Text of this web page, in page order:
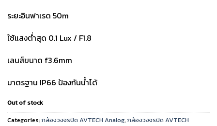
ระยะอินฟาเรด 50m
ใช้แสงต่ำสุด 0.1 Lux / F1.8
เลนส์ขนาด f3.6mm
มาตรฐาน IP66 ป้องกันน้ำได้
Out of stock
Categories:กล้องวงจรปิด AVTECH Analog, กล้องวงจรปิด AVTECH